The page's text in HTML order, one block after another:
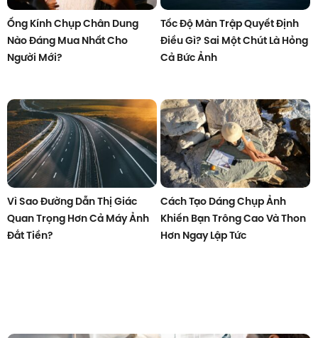
Ống Kính Chụp Chân Dung
Nào Đáng Mua Nhất Cho
Người Mới?
Tốc Độ Màn Trập Quyết Định
Điều Gì? Sai Một Chút Là Hỏng
Cả Bức Ảnh
Vì Sao Đường Dẫn Thị Giác
Quan Trọng Hơn Cả Máy Ảnh
Đắt Tiền?
Cách Tạo Dáng Chụp Ảnh
Khiến Bạn Trông Cao Và Thon
Hơn Ngay Lập Tức